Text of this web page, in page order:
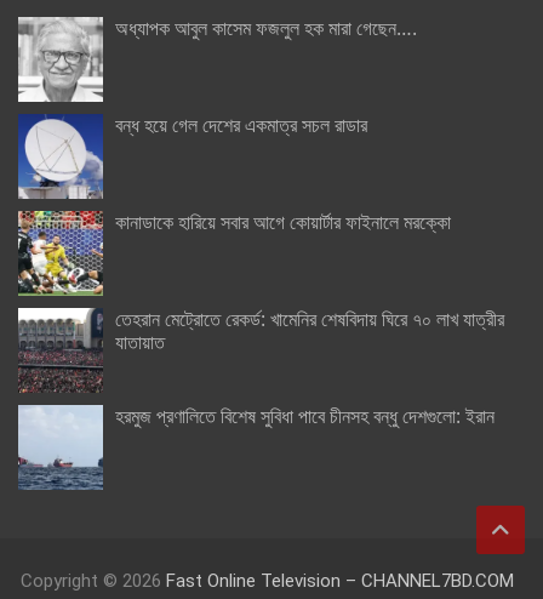
অধ্যাপক আবুল কাসেম ফজলুল হক মারা গেছেন….
বন্ধ হয়ে গেল দেশের একমাত্র সচল রাডার
কানাডাকে হারিয়ে সবার আগে কোয়ার্টার ফাইনালে মরক্কো
তেহরান মেট্রোতে রেকর্ড: খামেনির শেষবিদায় ঘিরে ৭০ লাখ যাত্রীর
যাতায়াত
হরমুজ প্রণালিতে বিশেষ সুবিধা পাবে চীনসহ বন্ধু দেশগুলো: ইরান
Copyright © 2026 Fast Online Television – CHANNEL7BD.COM